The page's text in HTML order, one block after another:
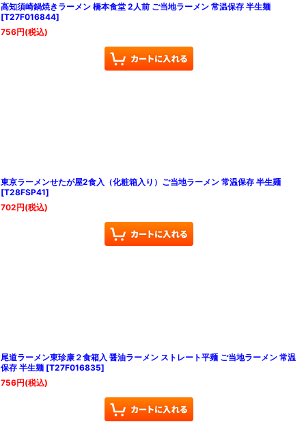
高知須崎鍋焼きラーメン 橋本食堂 2人前 ご当地ラーメン 常温保存 半生麺
[T27F016844]
756円(税込)
東京ラーメンせたが屋2食入（化粧箱入り）ご当地ラーメン 常温保存 半生麺
[T28FSP41]
702円(税込)
尾道ラーメン東珍康２食箱入 醤油ラーメン ストレート平麺 ご当地ラーメン 常温
保存 半生麺 [T27F016835]
756円(税込)